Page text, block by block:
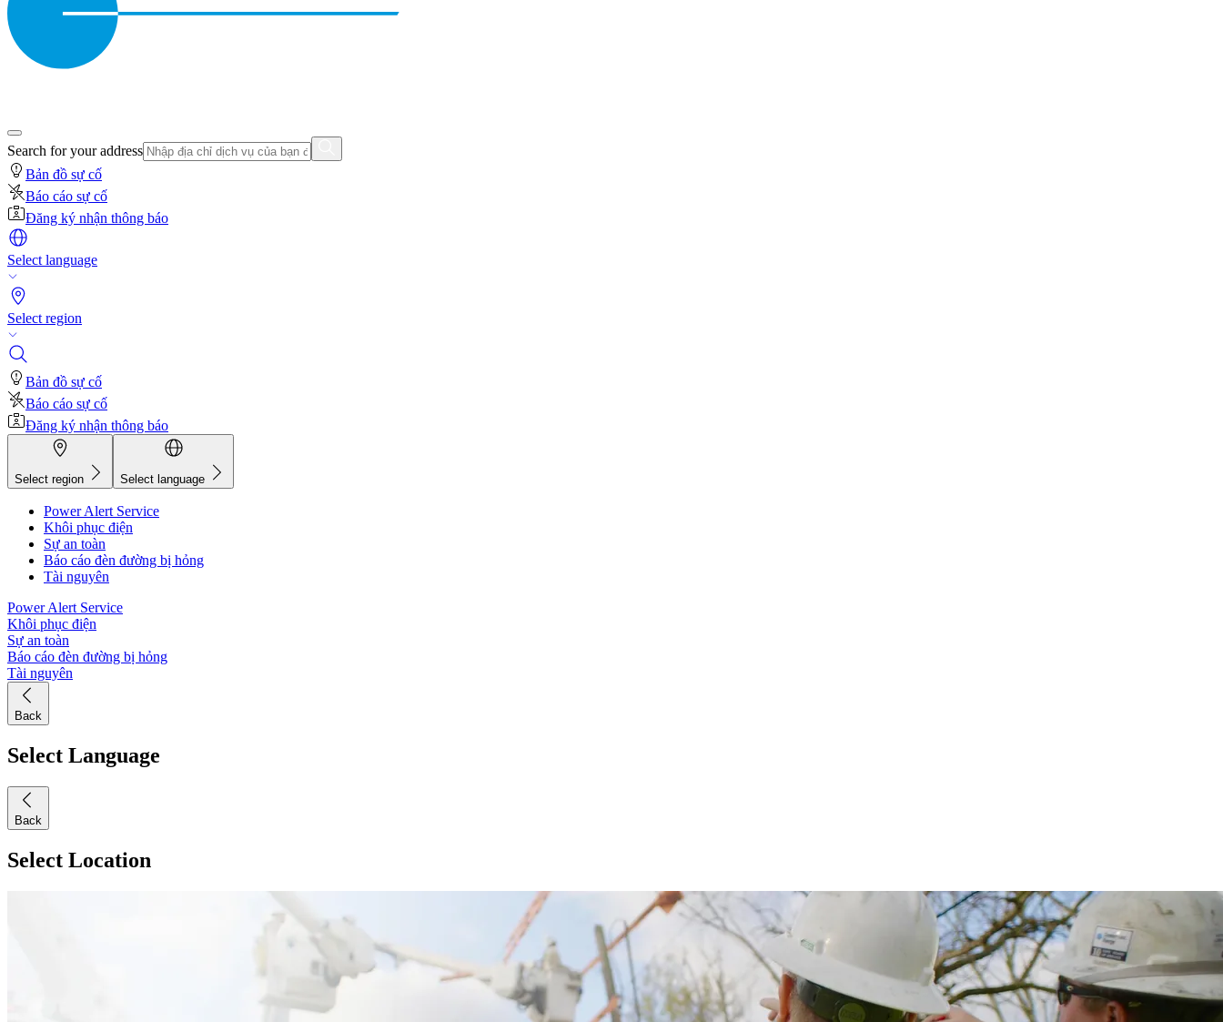
Search for your address
Bản đồ sự cố
Báo cáo sự cố
Đăng ký nhận thông báo
Select language
Select region
Bản đồ sự cố
Báo cáo sự cố
Đăng ký nhận thông báo
Select region Select language
Power Alert Service
Khôi phục điện
Sự an toàn
Báo cáo đèn đường bị hỏng
Tài nguyên
Power Alert Service
Khôi phục điện
Sự an toàn
Báo cáo đèn đường bị hỏng
Tài nguyên
Back
Select Language
Back
Select Location